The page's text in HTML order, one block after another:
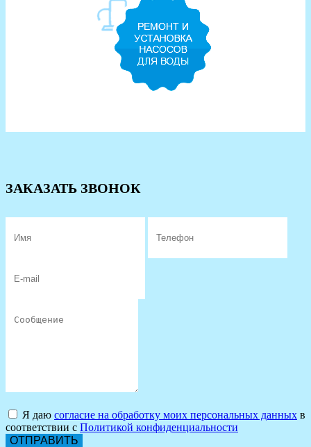
ЗАКАЗАТЬ ЗВОНОК
Я даю согласие на обработку моих персональных данных в
соответствии с Политикой конфиденциальности
ОТПРАВИТЬ